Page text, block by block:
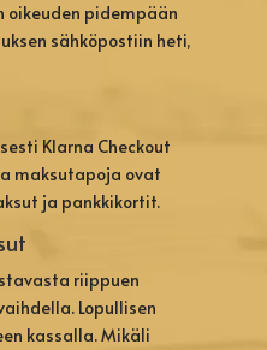
oikeuden pidempään
sähköpostiin heti,
Klarna Checkout
maksutapoja ovat
ja pankkikortit.
riippuen
Lopullisen
kassalla. Mikäli